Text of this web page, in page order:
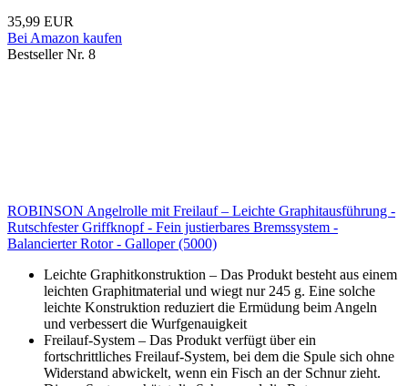
35,99 EUR
Bei Amazon kaufen
Bestseller Nr. 8
ROBINSON Angelrolle mit Freilauf – Leichte Graphitausführung -
Rutschfester Griffknopf - Fein justierbares Bremssystem -
Balancierter Rotor - Galloper (5000)
Leichte Graphitkonstruktion – Das Produkt besteht aus einem
leichten Graphitmaterial und wiegt nur 245 g. Eine solche
leichte Konstruktion reduziert die Ermüdung beim Angeln
und verbessert die Wurfgenauigkeit
Freilauf-System – Das Produkt verfügt über ein
fortschrittliches Freilauf-System, bei dem die Spule sich ohne
Widerstand abwickelt, wenn ein Fisch an der Schnur zieht.